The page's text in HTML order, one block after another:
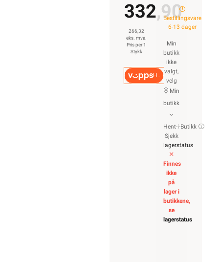
332,90
266,32
eks. mva.
Pris per 1
Stykk
Hurtigkasse
Bestillingsvare
6-13 dager
Min
butikk
ikke
valgt,
velg
Min
butikk
Hent-i-Butikk
Sjekk
lagerstatus
Finnes
ikke
på
lager i
butikkene,
se
lagerstatus